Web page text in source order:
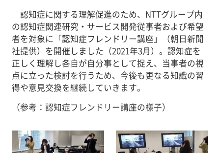
認知症に関する理解促進のため、NTTグループ内
の認知症関連研究・サービス開発従事者および希望
者を対象に「認知症フレンドリー講座」（朝日新聞
社提供）を開催しました（2021年3月）。認知症を
正しく理解し各自が自分事として捉え、当事者の視
点に立った検討を行うため、今後も更なる知識の習
得や意見交換を継続していきます。
（参考：認知症フレンドリー講座の様子）